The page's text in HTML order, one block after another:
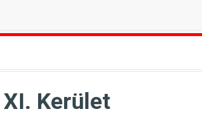
Kerület